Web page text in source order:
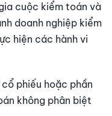
cuộc kiểm toán và
doanh nghiệp kiểm
hiện các hành vi
phiếu hoặc phần
không phân biệt